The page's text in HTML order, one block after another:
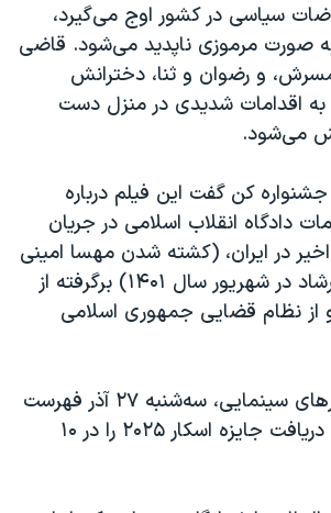
سیاسی در کشور اوج می‌گیرد،
صورت مرموزی ناپدید می‌شود. قاضی
و رضوان و ثنا، دخترانش
اقدامات شدیدی در منزل دست
می‌شود.
کن گفت این فیلم درباره
دادگاه انقلاب اسلامی در جریان
در ایران، (کشته شدن مهسا امینی
در بازداشت گشت ارشاد در شهریور سال ۱۴۰۱) برگرفته از
نظام قضایی جمهوری اسلامی
آکادمی علوم و هنرهای سینمایی، سه‌شنبه ۲۷ آذر فهرست
مقدماتی نامزدهای دریافت جایزه اسکار ۲۰۲۵ را در ۱۰